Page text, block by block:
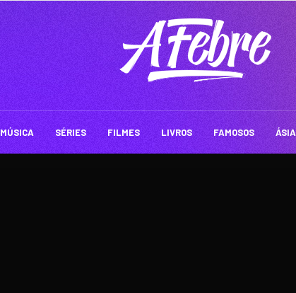
MÚSICA SÉRIES FILMES LIVROS FAMOSOS ÁSIA